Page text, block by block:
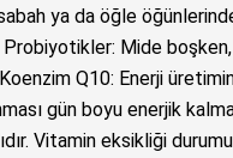
ya da öğle
Probiyotikler: Mide
Koenzim Q10: Enerji
gün boyu enerjik
Vitamin eksikliği